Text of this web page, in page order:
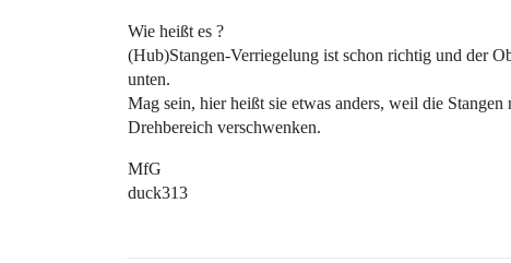
Wie heißt es ?
(Hub)Stangen-Verriegelung ist schon richtig und der
unten.
Mag sein, hier heißt sie etwas anders, weil die
Drehbereich verschwenken.
MfG
duck313